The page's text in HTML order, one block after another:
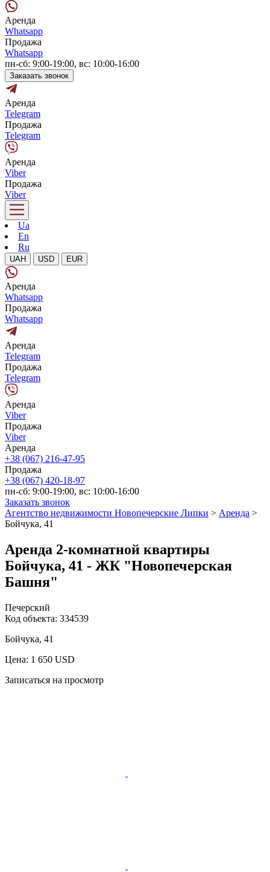
Аренда
Whatsapp
Продажа
Whatsapp
пн-сб: 9:00-19:00, вс: 10:00-16:00
Заказать звонок
Аренда
Telegram
Продажа
Telegram
Аренда
Viber
Продажа
Viber
Ua
En
Ru
UAH USD EUR
Аренда
Whatsapp
Продажа
Whatsapp
Аренда
Telegram
Продажа
Telegram
Аренда
Viber
Продажа
Viber
Аренда
+38 (067) 216-47-95
Продажа
+38 (067) 420-18-97
пн-сб: 9:00-19:00, вс: 10:00-16:00
Заказать звонок
Агентство недвижимости Новопечерские Липки > Аренда >
Бойчука, 41
Аренда 2-комнатной квартиры
Бойчука, 41 - ЖК "Новопечерская
Башня"
Печерский
Код объекта: 334539
Бойчука, 41
Цена: 1 650 USD
Записаться на просмотр